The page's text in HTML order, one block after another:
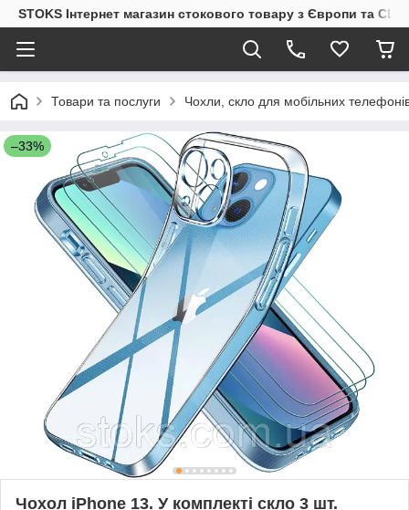
STOKS Інтернет магазин стокового товару з Європи та
Товари та послуги Чохли, скло для мобільних
–33%
Чохол iPhone 13. У комплекті скло 3 шт.